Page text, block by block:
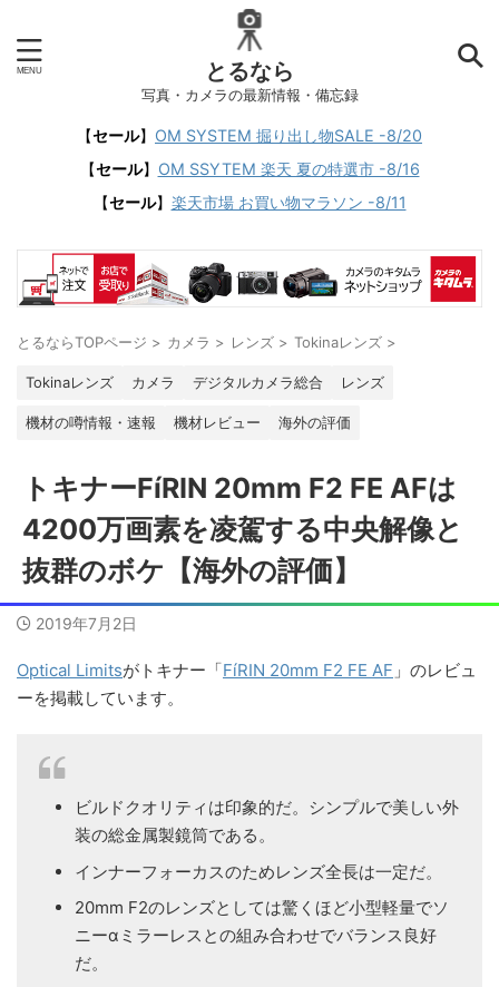
とるなら
写真・カメラの最新情報・備忘録
【セール】 OM SYSTEM 掘り出し物SALE -8/20
【セール】 OM SSYTEM 楽天 夏の特選市 -8/16
【セール】 楽天市場 お買い物マラソン -8/11
とるならTOPページ > カメラ > レンズ > Tokinaレンズ >
Tokinaレンズ カメラ デジタルカメラ総合 レンズ
機材の噂情報・速報 機材レビュー 海外の評価
トキナーFíRIN 20mm F2 FE AFは
4200万画素を凌駕する中央解像と
抜群のボケ【海外の評価】
2019年7月2日
Optical Limitsがトキナー「FíRIN 20mm F2 FE AF 」のレビュ
ーを掲載しています。
ビルドクオリティは印象的だ。シンプルで美しい外
装の総金属製鏡筒である。
インナーフォーカスのためレンズ全長は一定だ。
20mm F2のレンズとしては驚くほど小型軽量でソ
ニーαミラーレスとの組み合わせでバランス良好
だ。